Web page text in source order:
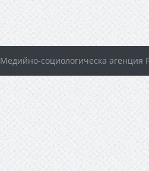
Медийно-социологическа агенция